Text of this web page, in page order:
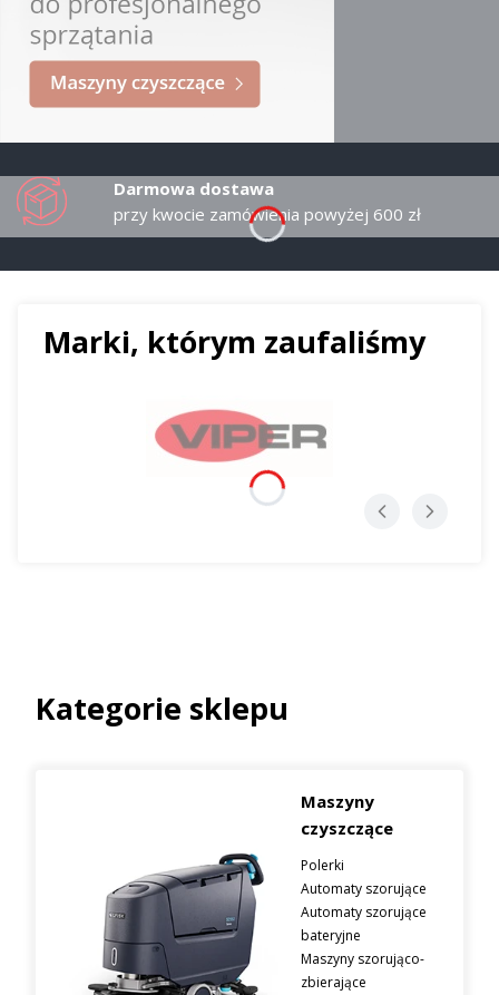
Darmowa dostawa
przy kwocie zamówienia powyżej 600 zł
Marki, którym zaufaliśmy
Kategorie sklepu
Maszyny
czyszczące
Polerki
Automaty szorujące
Automaty szorujące
bateryjne
Maszyny szorująco-
zbierające